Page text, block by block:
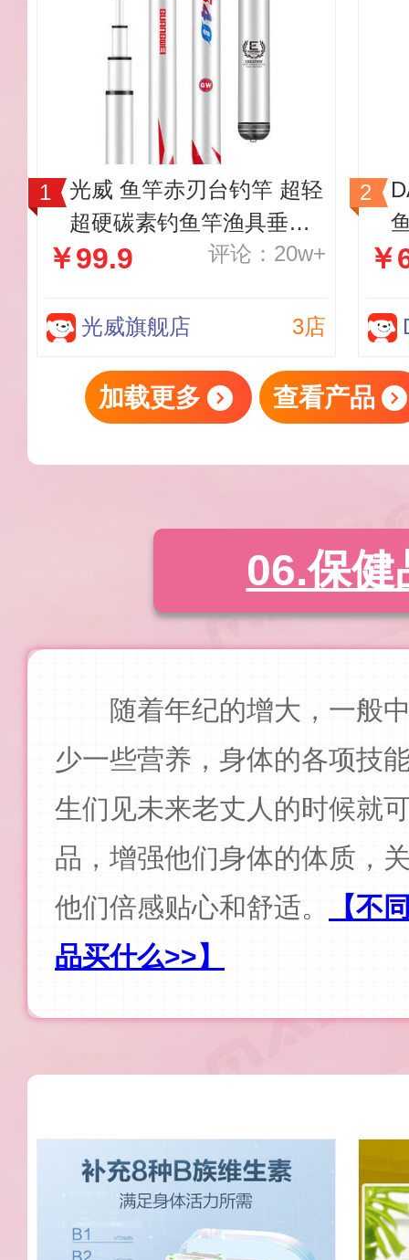
光威 鱼竿赤刃台钓竿 超轻
超硬碳素钓鱼竿渔具垂钓
钓具用品3.6米
￥99.9 评论：20w+
光威旗舰店 3店
￥
加载更多 查看产品
06.保健
随着年纪的增大，一般
少一些营养，身体的各项技
生们见未来老丈人的时候就
品，增强他们身体的体质，
他们倍感贴心和舒适。
【不
品买什么>>】